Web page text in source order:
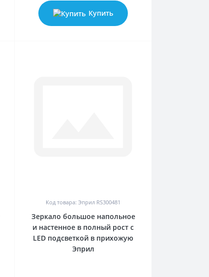
Купить
Код товара: Эприл RS300481
Зеркало большое напольное
и настенное в полный рост с
LED подсветкой в прихожую
Эприл